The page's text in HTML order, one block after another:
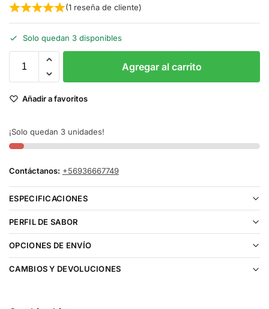
(1reseña de cliente)
Solo quedan 3 disponibles
Agregar al carrito
Añadir a favoritos
¡Solo quedan 3 unidades!
Contáctanos: +56936667749
ESPECIFICACIONES
PERFIL DE SABOR
OPCIONES DE ENVÍO
CAMBIOS Y DEVOLUCIONES